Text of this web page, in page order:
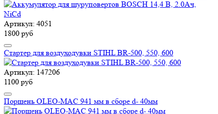
Артикул: 4051
1800 руб
Стартер для воздуходувки STIHL BR-500, 550, 600
Артикул: 147206
1100 руб
Поршень OLEO-MAC 941 мм в сборе d- 40мм